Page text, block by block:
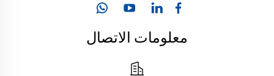
معلومات الاتصال